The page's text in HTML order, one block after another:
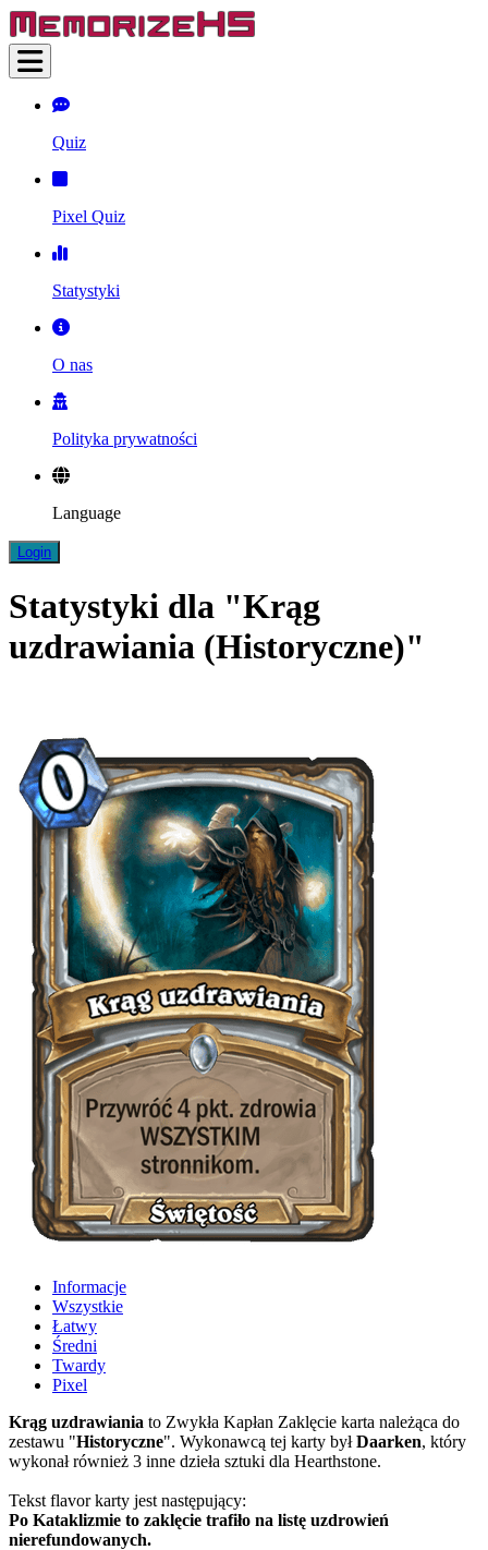
Quiz
Pixel Quiz
Statystyki
O nas
Polityka prywatności
Language
Login
Statystyki dla "Krąg
uzdrawiania (Historyczne)"
Informacje
Wszystkie
Łatwy
Średni
Twardy
Pixel
Krąg uzdrawiania to Zwykła Kapłan Zaklęcie karta należąca do
zestawu "Historyczne". Wykonawcą tej karty byłDaarken, który
wykonał również 3 inne dzieła sztuki dla Hearthstone.
Tekst flavor karty jest następujący:
Po Kataklizmie to zaklęcie trafiło na listę uzdrowień
nierefundowanych.